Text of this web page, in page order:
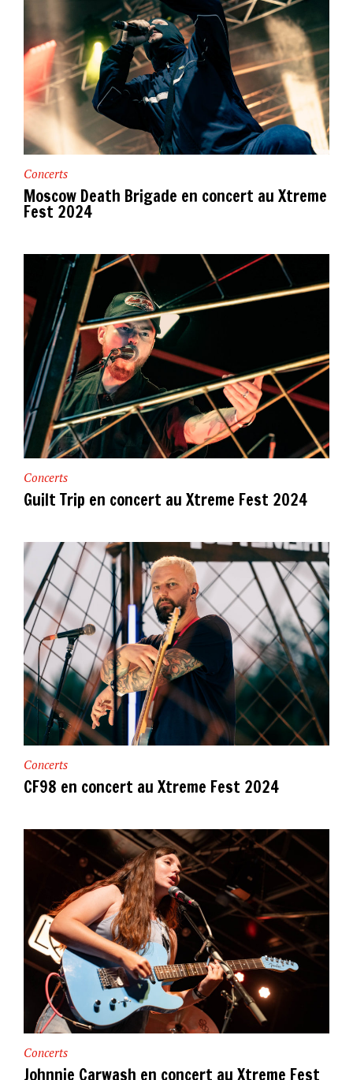
Concerts
Moscow Death Brigade en concert au Xtreme
Fest 2024
Concerts
Guilt Trip en concert au Xtreme Fest 2024
Concerts
CF98 en concert au Xtreme Fest 2024
Concerts
Johnnie Carwash en concert au Xtreme Fest